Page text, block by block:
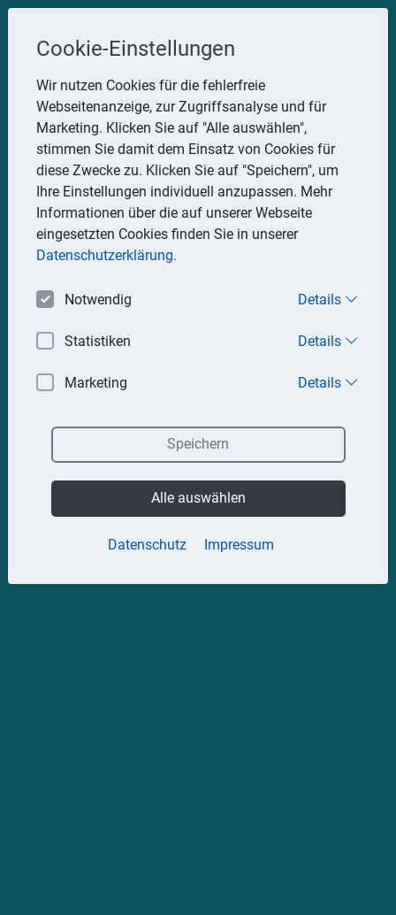
Steuerberater
Uwe Glauner
Erlachstraße 28, 75217 Birkenfeld
Telefon: 07082 7935533
Mobil: 0151 15330111
E-Mail:stbglauner@t-online.de
Impressum Datenschutz
Cookie-Einstellungen
Wir nutzen Cookies für die fehlerfreie
Webseitenanzeige, zur Zugriffsanalyse und für
Marketing. Klicken Sie auf "Alle auswählen",
stimmen Sie damit dem Einsatz von Cookies für
diese Zwecke zu. Klicken Sie auf "Speichern", um
Ihre Einstellungen individuell anzupassen. Mehr
Informationen über die auf unserer Webseite
eingesetzten Cookies finden Sie in unserer
Datenschutzerklärung.
Notwendig Details
Statistiken Details
Marketing Details
Datenschutz Impressum
Speichern
Alle auswählen